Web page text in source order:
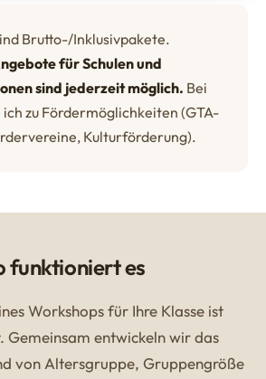
Brutto-/Inklusivpakete.
für Schulen und
sind jederzeit möglich. Bei
zu Fördermöglichkeiten (GTA-
Kulturförderung).
funktioniert es
Workshops für Ihre Klasse ist
Gemeinsam entwickeln wir das
von Altersgruppe, Gruppengröße